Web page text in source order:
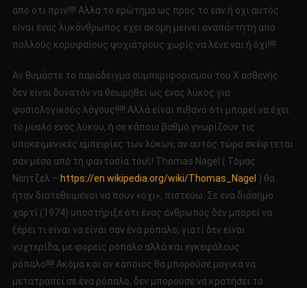
από ότι πριν!!!! Αλλά το ερώτημα ως προς το εάν ή όχι αυτός
είναι ένας λυκάνθρωπος έχει ακόμη μείνει αναπάντητη από
πολλούς κορυφαίους ψυχιάτρους χωρίς να λένε ναι ή όχι!!!!
Αν θυμάστε το παράδειγμα συμπεριφορισμού του Χ ασθενής
δεν είναι δυνατόν να θεωρηθεί ως ένας λύκος για
φυσιολογικούς λόγους!!!!! Αλλά είναι πιθανό ότι μπορεί να έχει
το μυαλό ενός λύκου, ή σε κάποιο βαθμό γνωρίζουν τις
υποκειμενικές εμπειρίες των λύκων, αν αυτός τώρα σκέφτεται
σαν μέσα από τη φαντασία του!;! Thomas Nagel ( Τόμας
Νέητζελ – https://en.wikipedia.org/wiki/Thomas_Nagel ) θα
ήταν διατεθειμένοι να πουν «όχι», πιστεύω. Σε ένα διάσημο
χαρτί (1974) υποστήριξε ότι ένας άνθρωπος δεν μπορεί να
ξέρει τι είναι να είναι σαν ένα ρόπαλο, γιατί δεν είναι
νυχτερίδα, με φορείς ρόπαλο αλλά και εγκεφάλους
ρόπαλο!!!! Ακόμα και αν κάποιος θα μπορούσε μαγικά να
μετατραπεί σε ένα ρόπαλο, δεν μπορούσε να κρατήσει το